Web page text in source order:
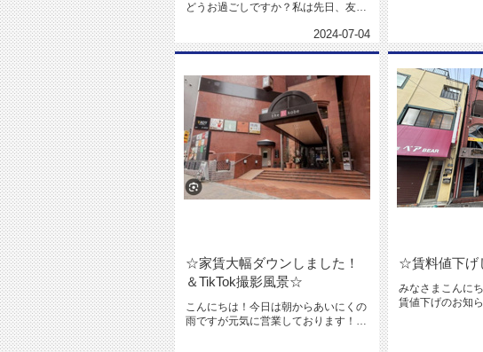
どうお過ごしですか？私は先日、友達
2024-07-04
☆家賃大幅ダウンしました！
＆TikTok撮影風景☆
こんにちは！今日は朝からあいにくの
雨ですが元気に営業しております！
☆賃料値下げ
みなさまこんに
賃値下げのお知